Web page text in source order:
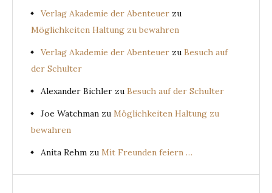
Verlag Akademie der Abenteuer zu
Möglichkeiten Haltung zu bewahren
Verlag Akademie der Abenteuer zu Besuch auf
der Schulter
Alexander Bichler zu Besuch auf der Schulter
Joe Watchman zu Möglichkeiten Haltung zu
bewahren
Anita Rehm zu Mit Freunden feiern …